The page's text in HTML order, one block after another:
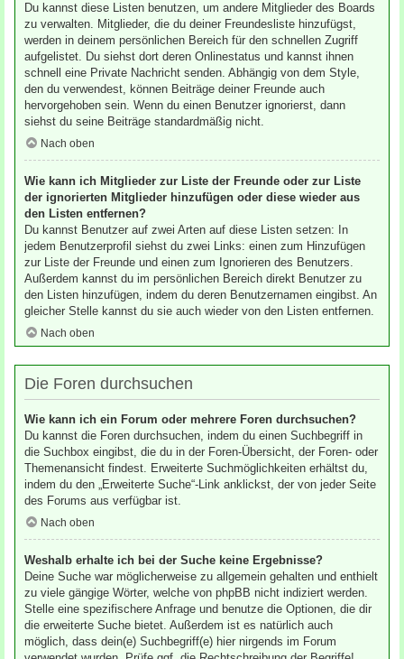
Du kannst diese Listen benutzen, um andere Mitglieder des Boards
zu verwalten. Mitglieder, die du deiner Freundesliste hinzufügst,
werden in deinem persönlichen Bereich für den schnellen Zugriff
aufgelistet. Du siehst dort deren Onlinestatus und kannst ihnen
schnell eine Private Nachricht senden. Abhängig von dem Style,
den du verwendest, können Beiträge deiner Freunde auch
hervorgehoben sein. Wenn du einen Benutzer ignorierst, dann
siehst du seine Beiträge standardmäßig nicht.
Nach oben
Wie kann ich Mitglieder zur Liste der Freunde oder zur Liste
der ignorierten Mitglieder hinzufügen oder diese wieder aus
den Listen entfernen?
Du kannst Benutzer auf zwei Arten auf diese Listen setzen: In
jedem Benutzerprofil siehst du zwei Links: einen zum Hinzufügen
zur Liste der Freunde und einen zum Ignorieren des Benutzers.
Außerdem kannst du im persönlichen Bereich direkt Benutzer zu
den Listen hinzufügen, indem du deren Benutzernamen eingibst. An
gleicher Stelle kannst du sie auch wieder von den Listen entfernen.
Nach oben
Die Foren durchsuchen
Wie kann ich ein Forum oder mehrere Foren durchsuchen?
Du kannst die Foren durchsuchen, indem du einen Suchbegriff in
die Suchbox eingibst, die du in der Foren-Übersicht, der Foren- oder
Themenansicht findest. Erweiterte Suchmöglichkeiten erhältst du,
indem du den „Erweiterte Suche“-Link anklickst, der von jeder Seite
des Forums aus verfügbar ist.
Nach oben
Weshalb erhalte ich bei der Suche keine Ergebnisse?
Deine Suche war möglicherweise zu allgemein gehalten und enthielt
zu viele gängige Wörter, welche von phpBB nicht indiziert werden.
Stelle eine spezifischere Anfrage und benutze die Optionen, die dir
die erweiterte Suche bietet. Außerdem ist es natürlich auch
möglich, dass dein(e) Suchbegriff(e) hier nirgends im Forum